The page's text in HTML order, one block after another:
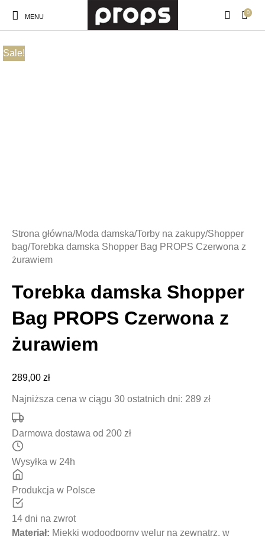
MENU
0
Strona główna/Moda damska/Torby na zakupy/Shopper
bag/Torebka damska Shopper Bag PROPS Czerwona z
żurawiem
Torebka damska Shopper
Bag PROPS Czerwona z
żurawiem
289,00zł
Najniższa cena w ciągu 30 ostatnich dni: 289 zł
Darmowa dostawa od 200 zł
Wysyłka w 24h
Produkcja w Polsce
14 dni na zwrot
Materiał: Miękki wodoodporny welur na zewnątrz, w
Sale!